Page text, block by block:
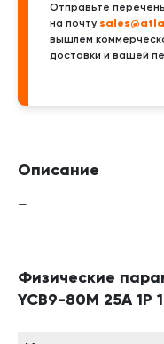
Отправьте
на почту
вышлем
доставки и вашей
Описание
—
Физические
YCB9-80M 25А 1P